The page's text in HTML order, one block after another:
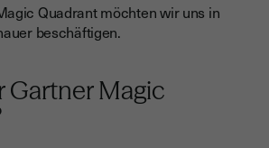
Quadrant möchten wir uns in
beschäftigen.
Gartner Magic